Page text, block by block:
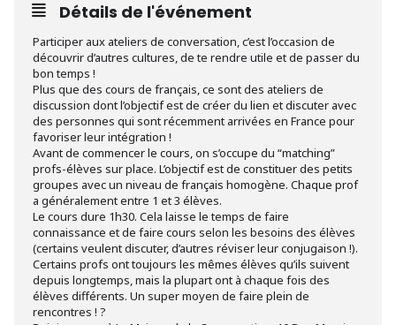
Détails de l'événement
Participer aux ateliers de conversation, c’est l’occasion de
découvrir d’autres cultures, de te rendre utile et de passer du
bon temps !
Plus que des cours de français, ce sont des ateliers de
discussion dont l’objectif est de créer du lien et discuter avec
des personnes qui sont récemment arrivées en France pour
favoriser leur intégration !
Avant de commencer le cours, on s’occupe du “matching”
profs-élèves sur place. L’objectif est de constituer des petits
groupes avec un niveau de français homogène. Chaque prof
a généralement entre 1 et 3 élèves.
Le cours dure 1h30. Cela laisse le temps de faire
connaissance et de faire cours selon les besoins des élèves
(certains veulent discuter, d’autres réviser leur conjugaison !).
Certains profs ont toujours les mêmes élèves qu’ils suivent
depuis longtemps, mais la plupart ont à chaque fois des
élèves différents. Un super moyen de faire plein de
rencontres ! ?